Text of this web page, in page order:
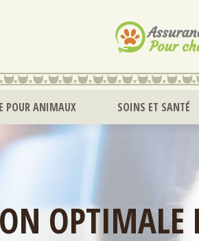
POUR ANIMAUX SOINS ET SANTÉ
OPTIMALE